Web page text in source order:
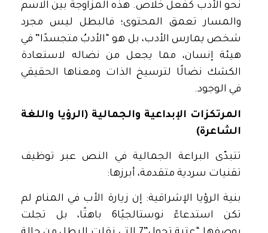
نحو الأدب كفعل خلاص. هذه المزاوجة بين الاسم
والمسار تعمق المحتوى؛ فالبطل ليس مجرد
شخص يمارس الأدب، بل هو “الأدبُ متجسدًا” في
هيئة إنسان، مما يجعل من نضاله لاستعادة
الكشك نضالًا لترسيخ الذات ومعناها الحقيقي
في الوجود.
المرتكزات الإبداعية والجمالية (الرؤيا واللغة
الشاعرة)
تتبدّى البراعة الجمالية في النص عبر توظيف
تقنيات سردية متقدمة، أبرزها:
بنية الرؤيا الإشراقية: إن زيارة الأب في المنام لم
تكن استدعاءً نوستالجيًا6 باهتًا، بل تجلت